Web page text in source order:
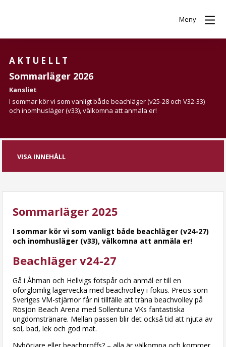
Meny
AKTUELLT
Sommarläger 2026
Kansliet
I sommar kör vi som vanligt både beachläger (v25-28 och V32-33)
och inomhusläger (v33), välkomna att anmäla er!
VISA INNEHÅLL
Sommarläger 2025
I sommar kör vi som vanligt både beachläger (v24-27)
och inomhusläger (v33), välkomna att anmäla er!
Beachläger v24-27
Gå i Åhman och Hellvigs fotspår och anmäl er till en
oförglömlig lägervecka med beachvolley i fokus. Precis som
Sveriges VM-stjärnor får ni tillfälle att träna beachvolley på
Rösjön Beach Arena med Sollentuna VKs fantastiska
ungdomstränare. Mellan passen blir det också tid att njuta av
sol, bad, lek och god mat.